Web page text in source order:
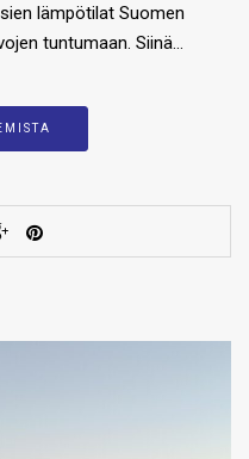
lämpötilat Suomen
tuntumaan. Siinä…